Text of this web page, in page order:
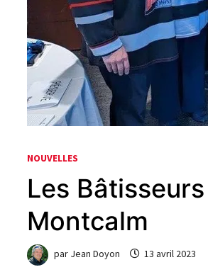
NOUVELLES
Les
Montcalm
par Jean Doyon 13 avril 2023